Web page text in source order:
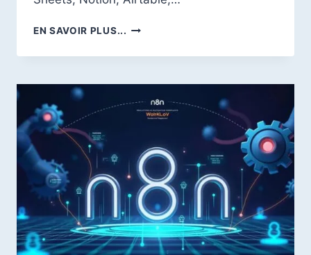
EN SAVOIR PLUS... HOSTINGER
:
INSTALLER
N8N
SUR
HOSTINGER
EN
2026